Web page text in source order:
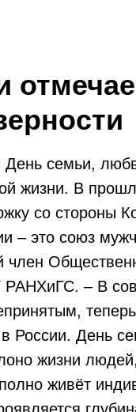
семьи,
жизни. В
со стороны
– это союз
член
– В
теперь
России. День
жизни
живёт